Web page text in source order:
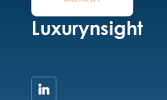
Luxurynsight